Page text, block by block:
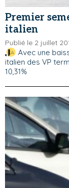
Premier
italien
Publié le 2 juillet
Avec une
italien des VP
10,31%